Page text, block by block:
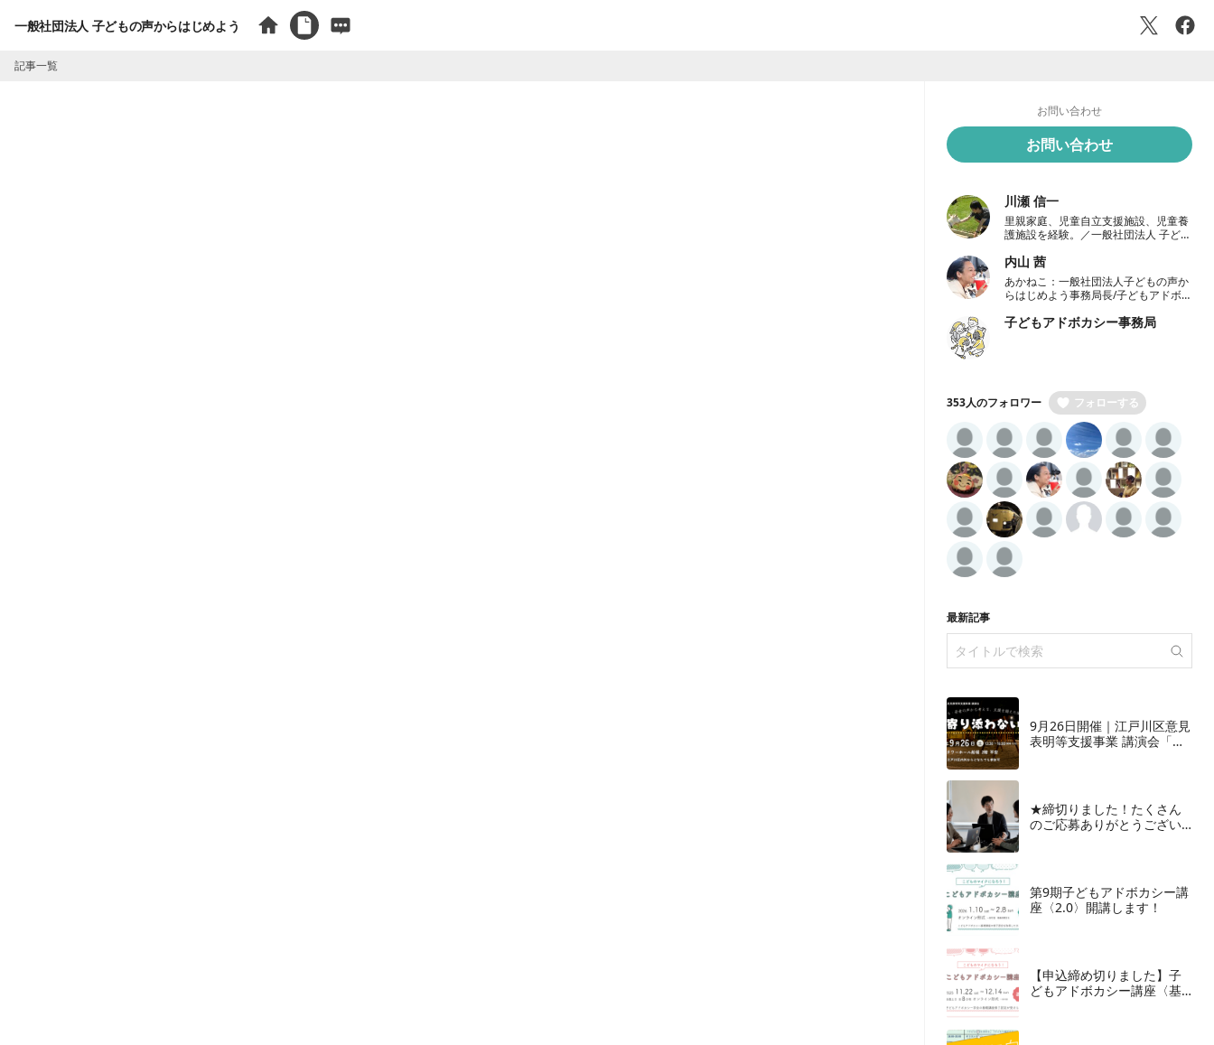
一般社団法人 子どもの声からはじめよう
記事一覧
お問い合わせ
お問い合わせ
川瀬 信一
里親家庭、児童自立支援施設、児童養
護施設を経験。／一般社団法人 子ども
家庭庁参与／千葉大学教育学部非常勤
講師
内山 茜
あかねこ：一般社団法人子どもの声か
らはじめよう事務局長/子どもアドボカ
ー/NPO法人家庭養育支援機構外部ア
子どもアドボカシー事務局
353人のフォロワー フォローする
最新記事
9月26日開催｜江戸川区意見
表明等支援事業 講演会「寄
★締切りました！たくさん
のご応募ありがとうござい
第9期子どもアドボカシー講
座〈2.0〉開講します！
【申込締め切りました】子
どもアドボカシー講座〈基